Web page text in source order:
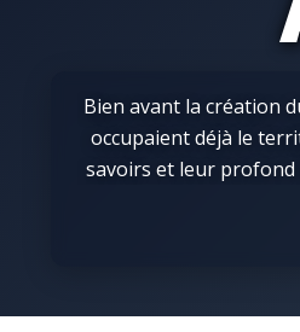
Bien avant la création
occupaient déjà le
savoirs et leur profond
les traditions et les
comprendre